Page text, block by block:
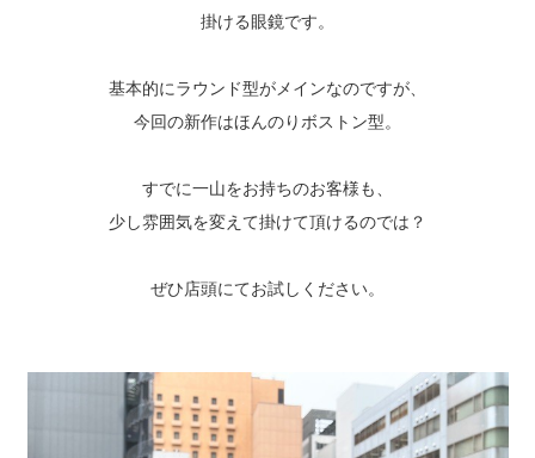
掛ける眼鏡です。
基本的にラウンド型がメインなのですが、
今回の新作はほんのりボストン型。
すでに一山をお持ちのお客様も、
少し雰囲気を変えて掛けて頂けるのでは？
ぜひ店頭にてお試しください。